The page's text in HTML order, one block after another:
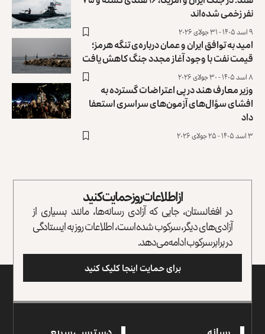
نفر زخمی شده‌اند
۹ اسد ۱۴۰۵ - ۳۱ جولای ۲۰۲۶
امید به توافق ایران و عمان درباره‌ی تنگه هرمز؛
قیمت نفت با وجود آغاز مجدد جنگ کاهش یافت
۸ اسد ۱۴۰۵ - ۳۰ جولای ۲۰۲۶
وزیر معارف هند در پی اعتراضات گسترده به
افشای سؤال‌های آزمون‌های سراسری استعفا
داد
۳ اسد ۱۴۰۵ - ۲۵ جولای ۲۰۲۶
از اطلاعات روز حمایت کنید
در افغانستان، جایی که آزادی رسانه‌ها، مانند بسیاری از
آزادی‌های دیگر، سرکوب شده است، اطلاعات روز به ایستادگی
در برابر سرکوب ادامه می‌دهد.
برای حمایت اینجا کلیک کنید